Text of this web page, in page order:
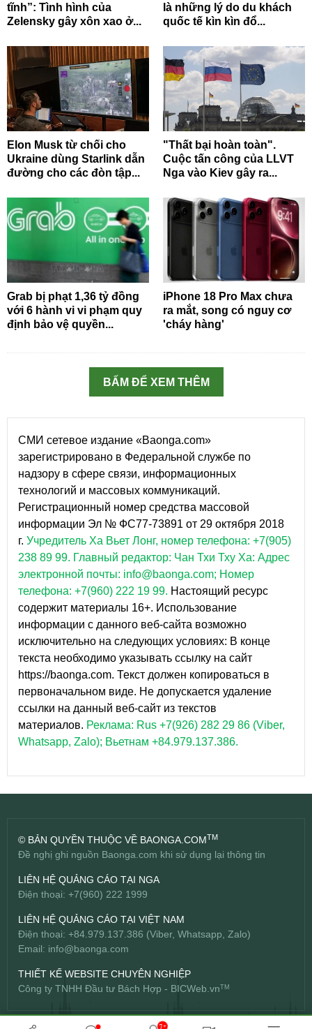
tĩnh”: Tình hình của
Zelensky gây xôn xao ở...
là những lý do du khách
quốc tế kìn kìn đổ...
Elon Musk từ chối cho
Ukraine dùng Starlink dẫn
đường cho các đòn tập...
"Thất bại hoàn toàn".
Cuộc tấn công của LLVT
Nga vào Kiev gây ra...
Grab bị phạt 1,36 tỷ đồng
với 6 hành vi vi phạm quy
định bảo vệ quyền...
iPhone 18 Pro Max chưa
ra mắt, song có nguy cơ
'cháy hàng'
BẤM ĐỂ XEM THÊM
СМИ сетевое издание «Baonga.com»
зарегистрировано в Федеральной службе по
надзору в сфере связи, информационных
технологий и массовых коммуникаций.
Регистрационный номер средства массовой
информации Эл № ФС77-73891 от 29 октября 2018
г. Учредитель Ха Вьет Лонг, номер телефона: +7(905)
238 89 99. Главный редактор: Чан Тхи Тху Ха: Адрес
электронной почты: info@baonga.com; Номер
телефона: +7(960) 222 19 99. Настоящий ресурс
содержит материалы 16+. Использование
информации с данного веб-сайта возможно
исключительно на следующих условиях: В конце
текста необходимо указывать ссылку на сайт
https://baonga.com. Текст должен копироваться в
первоначальном виде. Не допускается удаление
ссылки на данный веб-сайт из текстов
материалов. Реклама: Rus +7(926) 282 29 86 (Viber,
Whatsapp, Zalo); Вьетнам +84.979.137.386.
© BẢN QUYỀN THUỘC VỀ BAONGA.COMTM
Đề nghị ghi nguồn Baonga.com khi sử dụng lại thông tin
LIÊN HỆ QUẢNG CÁO TẠI NGA
Điện thoại: +7(960) 222 1999
LIÊN HỆ QUẢNG CÁO TẠI VIỆT NAM
Điện thoại: +84.979.137.386 (Viber, Whatsapp, Zalo)
Email: info@baonga.com
THIẾT KẾ WEBSITE CHUYÊN NGHIỆP
Công ty TNHH Đầu tư Bách Hợp - BICWeb.vnTM
7+